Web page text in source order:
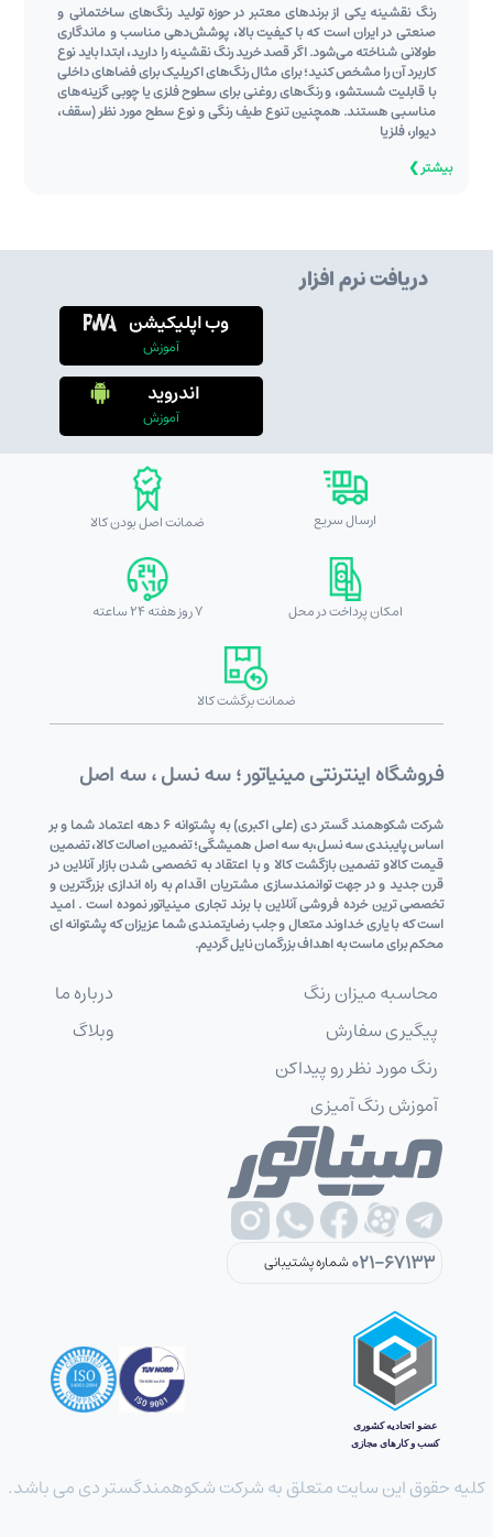
رنگ نقشینه یکی از برندهای معتبر در حوزه تولید رنگ‌های ساختمانی و
صنعتی در ایران است که با کیفیت بالا، پوشش‌دهی مناسب و ماندگاری
طولانی شناخته می‌شود. اگر قصد خرید رنگ نقشینه را دارید، ابتدا باید نوع
کاربرد آن را مشخص کنید؛ برای مثال رنگ‌های اکریلیک برای فضاهای داخلی
با قابلیت شستشو، و رنگ‌های روغنی برای سطوح فلزی یا چوبی گزینه‌های
مناسبی هستند. همچنین تنوع طیف رنگی و نوع سطح مورد نظر (سقف،
دیوار، فلز یا
بیشتر ❯
دریافت نرم افزار
وب اپلیکیشن
آموزش
اندروید
آموزش
ارسال سریع ضمانت اصل بودن کالا
امکان پرداخت در محل 7 روز هفته 24 ساعته
ضمانت برگشت کالا
فروشگاه اینترنتی مینیاتور ؛ سه نسل ، سه اصل
شرکت شکوهمند گستر دی (علی اکبری) به پشتوانه 6 دهه اعتماد شما و بر
اساس پایبندی سه نسل،به سه اصل همیشگی؛ تضمین اصالت کالا، تضمین
قیمت کالاو تضمین بازگشت کالا و با اعتقاد به تخصصی شدن بازار آنلاین در
قرن جدید و در جهت توانمندسازی مشتریان اقدام به راه اندازی بزرگترین و
تخصصی ترین خرده فروشی آنلاین با برند تجاری مینیاتور نموده است . امید
است که با یاری خداوند متعال و جلب رضایتمندی شما عزیزان که پشتوانه ای
محکم برای ماست به اهداف بزرگمان نایل گردیم.
محاسبه میزان رنگ
پیگیری سفارش
رنگ مورد نظر رو پیداکن
آموزش رنگ آمیزی
درباره ما
وبلاگ
021-67133شماره پشتیبانی
کلیه حقوق این سایت متعلق به شرکت شکوهمندگستر دی می باشد.